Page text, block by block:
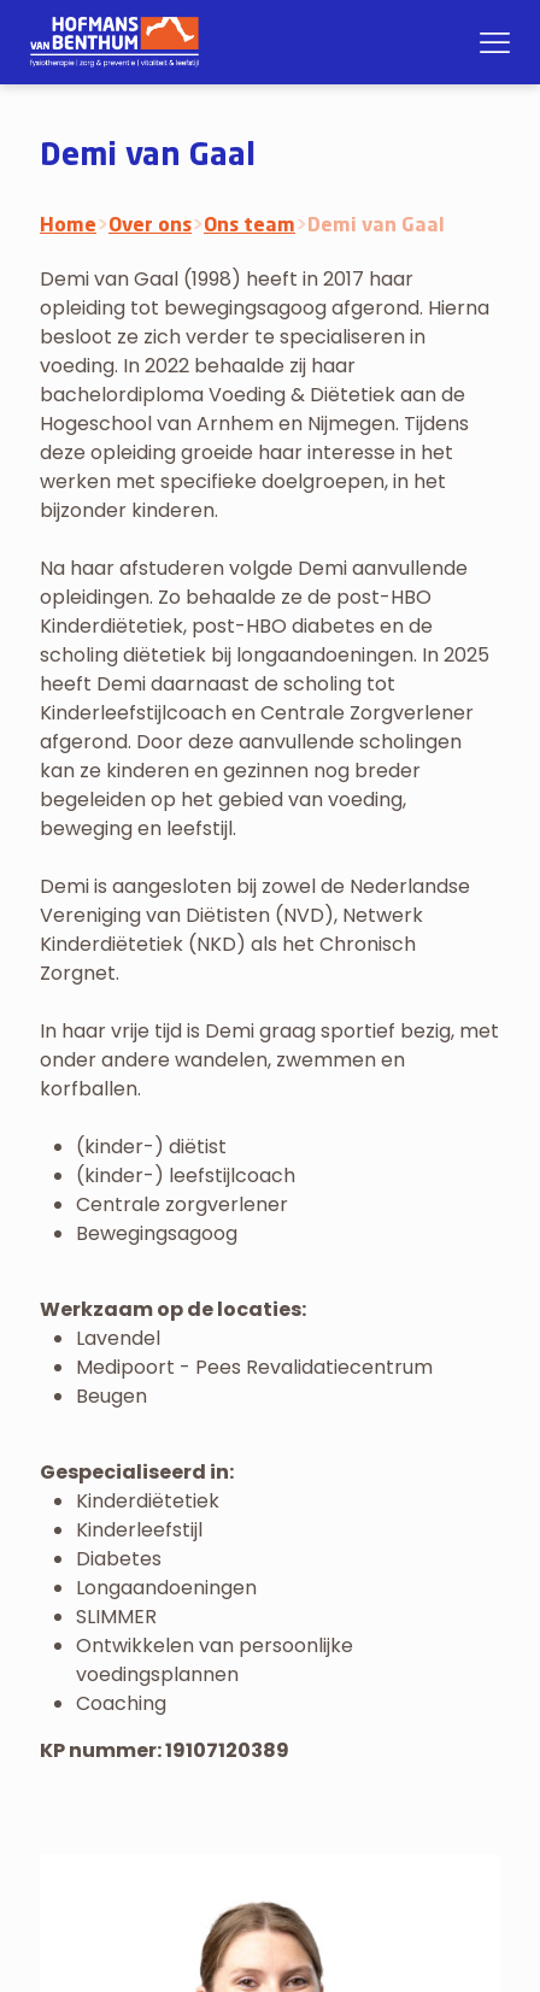
Demi van Gaal
Home>Over ons>Ons team>Demi van Gaal
Demi van Gaal (1998) heeft in 2017 haar
opleiding tot bewegingsagoog afgerond. Hierna
besloot ze zich verder te specialiseren in
voeding. In 2022 behaalde zij haar
bachelordiploma Voeding & Diëtetiek aan de
Hogeschool van Arnhem en Nijmegen. Tijdens
deze opleiding groeide haar interesse in het
werken met specifieke doelgroepen, in het
bijzonder kinderen.
Na haar afstuderen volgde Demi aanvullende
opleidingen. Zo behaalde ze de post-HBO
Kinderdiëtetiek, post-HBO diabetes en de
scholing diëtetiek bij longaandoeningen. In 2025
heeft Demi daarnaast de scholing tot
Kinderleefstijlcoach en Centrale Zorgverlener
afgerond. Door deze aanvullende scholingen
kan ze kinderen en gezinnen nog breder
begeleiden op het gebied van voeding,
beweging en leefstijl.
Demi is aangesloten bij zowel de Nederlandse
Vereniging van Diëtisten (NVD), Netwerk
Kinderdiëtetiek (NKD) als het Chronisch
Zorgnet.
In haar vrije tijd is Demi graag sportief bezig, met
onder andere wandelen, zwemmen en
korfballen.
(kinder-) diëtist
(kinder-) leefstijlcoach
Centrale zorgverlener
Bewegingsagoog
Werkzaam op de locaties:
Lavendel
Medipoort - Pees Revalidatiecentrum
Beugen
Gespecialiseerd in:
Kinderdiëtetiek
Kinderleefstijl
Diabetes
Longaandoeningen
SLIMMER
Ontwikkelen van persoonlijke
voedingsplannen
Coaching
KP nummer: 19107120389